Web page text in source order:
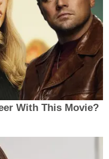
With This Movie?